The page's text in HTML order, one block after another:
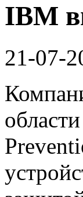
IBM
21-07-